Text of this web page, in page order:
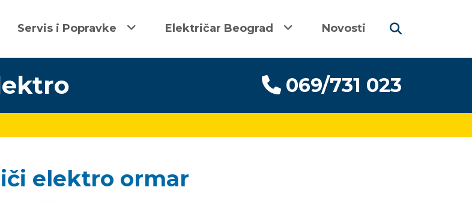
Servis i Popravke Električar Beograd Novosti
069/731 023
elektro ormar